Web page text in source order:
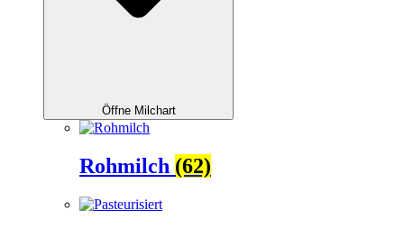
Öffne Milchart
Rohmilch (62)